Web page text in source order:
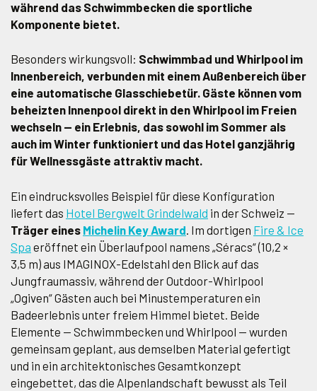
während das Schwimmbecken die sportliche
Komponente bietet.
Besonders wirkungsvoll: Schwimmbad und Whirlpool im
Innenbereich, verbunden mit einem Außenbereich über
eine automatische Glasschiebetür. Gäste können vom
beheizten Innenpool direkt in den Whirlpool im Freien
wechseln — ein Erlebnis, das sowohl im Sommer als
auch im Winter funktioniert und das Hotel ganzjährig
für Wellnessgäste attraktiv macht.
Ein eindrucksvolles Beispiel für diese Konfiguration
liefert das Hotel Bergwelt Grindelwald in der Schweiz —
Träger eines Michelin Key Award . Im dortigen Fire & Ice
Spa eröffnet ein Überlaufpool namens „Séracs“ (10,2 ×
3,5 m) aus IMAGINOX-Edelstahl den Blick auf das
Jungfraumassiv, während der Outdoor-Whirlpool
„Ogiven“ Gästen auch bei Minustemperaturen ein
Badeerlebnis unter freiem Himmel bietet. Beide
Elemente — Schwimmbecken und Whirlpool — wurden
gemeinsam geplant, aus demselben Material gefertigt
und in ein architektonisches Gesamtkonzept
eingebettet, das die Alpenlandschaft bewusst als Teil